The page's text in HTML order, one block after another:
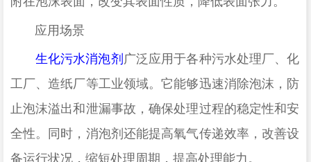
应用场景
生化污水消泡剂 广泛应用于各种污水处理厂、化
工厂、造纸厂等工业领域。它能够迅速消除泡沫，防
止泡沫溢出和泄漏事故，确保处理过程的稳定性和安
全性。同时，消泡剂还能提高氧气传递效率，改善设
备运行状况，缩短处理周期，提高处理能力 。